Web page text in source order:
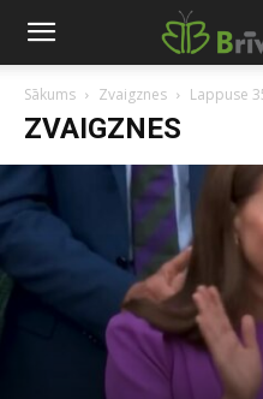
Sākums Zvaigznes Lappuse
ZVAIGZNES